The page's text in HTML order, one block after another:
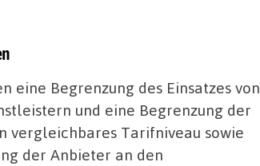
eine Begrenzung des Einsatzes von
und eine Begrenzung der
vergleichbares Tarifniveau sowie
der Anbieter an den